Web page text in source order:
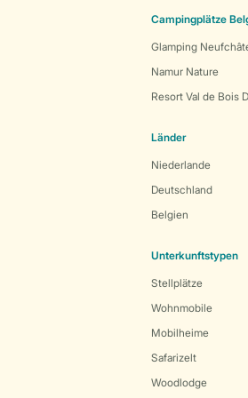
Campingplätze
Glamping
Namur Nature
Resort Val de Bois
Länder
Niederlande
Deutschland
Belgien
Unterkunftstypen
Stellplätze
Wohnmobile
Mobilheime
Safarizelt
Woodlodge